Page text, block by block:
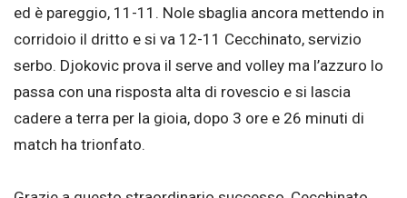
ed è pareggio, 11-11. Nole sbaglia ancora mettendo in
corridoio il dritto e si va 12-11 Cecchinato, servizio
serbo. Djokovic prova il serve and volley ma l’azzuro lo
passa con una risposta alta di rovescio e si lascia
cadere a terra per la gioia, dopo 3 ore e 26 minuti di
match ha trionfato.